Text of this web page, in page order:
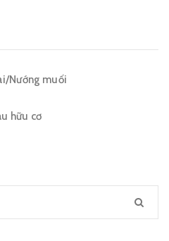
Nướng muối
hữu cơ